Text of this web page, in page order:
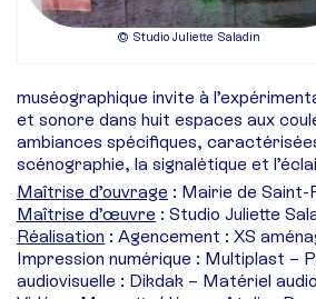
© Studio Juliette Saladin
muséographique invite à
et sonore dans huit espaces aux
ambiances spécifiques,
scénographie, la signalétique et
Maîtrise d’ouvrage : Mairie de Saint-
Maîtrise d’œuvre : Studio Juliette
Réalisation : Agencement : XS
Impression numérique : Multiplast –
audiovisuelle : Dikdak – Matériel